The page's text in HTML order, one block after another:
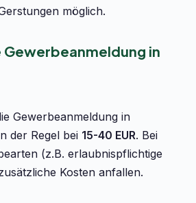
möglich.
in
Gewerbeanmeldung in
der Regel bei 15-40 EUR. Bei
(z.B. erlaubnispflichtige
Kosten anfallen.